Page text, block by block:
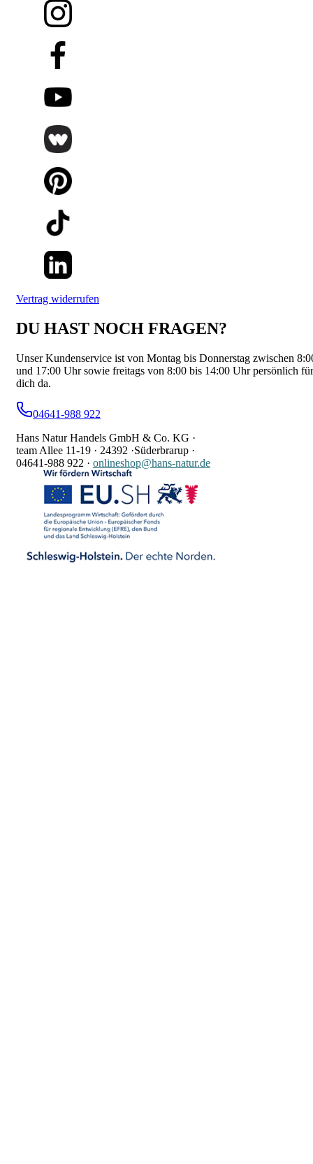
Vertrag widerrufen
DU HAST NOCH FRAGEN?
Unser Kundenservice ist von Montag bis Donnerstag zwischen
und 17:00 Uhr sowie freitags von 8:00 bis 14:00 Uhr persönlich für
dich da.
04641-988 922
Hans Natur Handels GmbH & Co. KG ·
team Allee 11-19 · 24392 ·Süderbrarup ·
04641-988 922 · onlineshop@hans-natur.de